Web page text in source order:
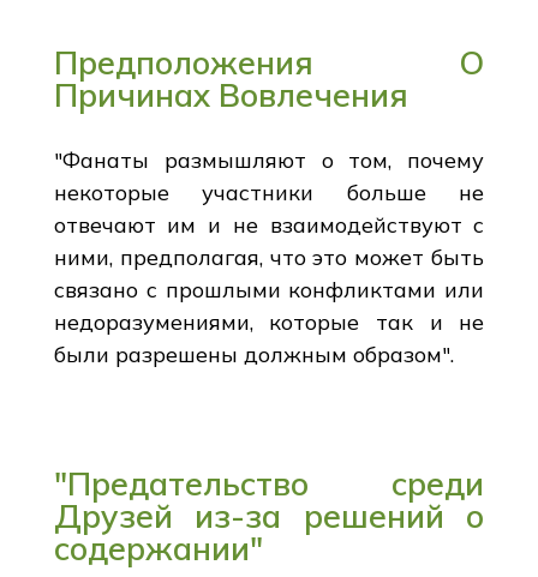
Предположения О
Причинах Вовлечения
"Фанаты размышляют о том, почему
некоторые участники больше не
отвечают им и не взаимодействуют с
ними, предполагая, что это может быть
связано с прошлыми конфликтами или
недоразумениями, которые так и не
были разрешены должным образом".
"Предательство среди
Друзей из-за решений о
содержании"